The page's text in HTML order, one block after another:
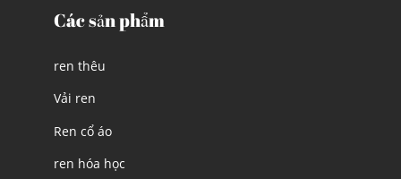
Các sản phẩm
ren thêu
Vải ren
Ren cổ áo
ren hóa học